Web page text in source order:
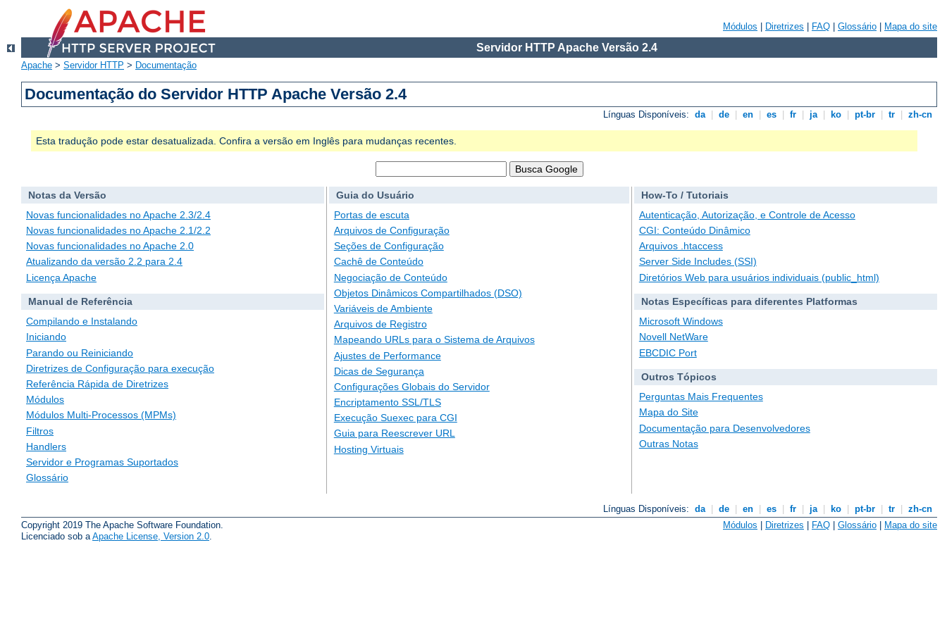
Módulos Diretrizes FAQ Glossário Mapa do site
Servidor HTTP Apache Versão 2.4
Apache > Servidor HTTP > Documentação
Documentação do Servidor HTTP Apache Versão 2.4
Línguas Disponíveis: da de en es fr ja ko pt-br tr zh-cn
Esta tradução pode estar desatualizada. Confira a versão em Inglês para mudanças recentes.
Notas da Versão
Novas funcionalidades no Apache 2.3/2.4
Novas funcionalidades no Apache 2.1/2.2
Novas funcionalidades no Apache 2.0
Atualizando da versão 2.2 para 2.4
Licença Apache
Manual de Referência
Compilando e Instalando
Iniciando
Parando ou Reiniciando
Diretrizes de Configuração para execução
Referência Rápida de Diretrizes
Módulos
Módulos Multi-Processos (MPMs)
Filtros
Handlers
Servidor e Programas Suportados
Glossário
Guia do Usuário
Portas de escuta
Arquivos de Configuração
Seções de Configuração
Cachê de Conteúdo
Negociação de Conteúdo
Objetos Dinâmicos Compartilhados (DSO)
Variáveis de Ambiente
Arquivos de Registro
Mapeando URLs para o Sistema de Arquivos
Ajustes de Performance
Dicas de Segurança
Configurações Globais do Servidor
Encriptamento SSL/TLS
Execução Suexec para CGI
Guia para Reescrever URL
Hosting Virtuais
How-To / Tutoriais
Autenticação, Autorização, e Controle de Acesso
CGI: Conteúdo Dinâmico
Arquivos .htaccess
Server Side Includes (SSI)
Diretórios Web para usuários individuais (public_html)
Notas Específicas para diferentes Platformas
Microsoft Windows
Novell NetWare
EBCDIC Port
Outros Tópicos
Perguntas Mais Frequentes
Mapa do Site
Documentação para Desenvolvedores
Outras Notas
Línguas Disponíveis: da de en es fr ja ko pt-br tr
zh-cn
Copyright 2019 The Apache Software Foundation.
Licenciado sob a Apache License, Version 2.0
Módulos | Diretrizes | FAQ | Glossário | Mapa do site